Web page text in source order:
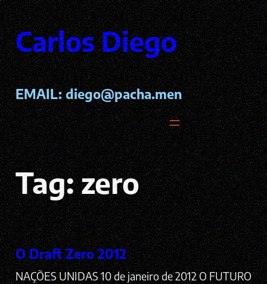
Pular
para
o
conteúdo
Carlos Diego
EMAIL:diego@pacha.men
Tag:zero
O Draft Zero 2012
NAÇÕES UNIDAS 10 de janeiro de 2012 O FUTURO